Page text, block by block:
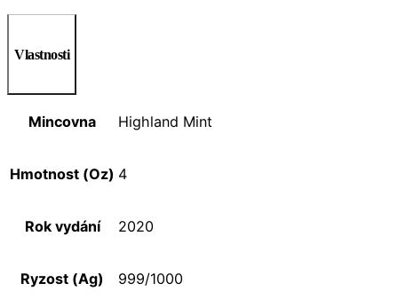
Vlastnosti
Mincovna Highland Mint
Hmotnost (Oz) 4
Rok vydání 2020
Ryzost (Ag) 999/1000